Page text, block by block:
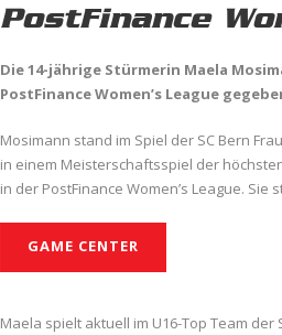
PostFinance
Die 14-jährige Stürmerin Maela
PostFinance Women’s League
Mosimann stand im Spiel der SC Bern
in einem Meisterschaftsspiel der
in der PostFinance Women’s League. Sie
GAME CENTER
Maela spielt aktuell im U16-Top Team